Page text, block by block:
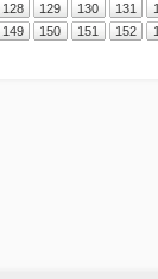
128 129 130 131
149 150 151 152